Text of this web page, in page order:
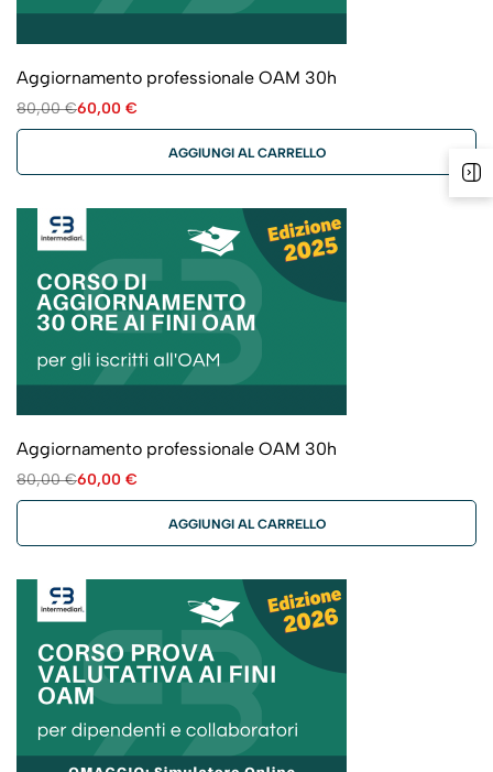
Aggiornamento professionale OAM 30h
80,00€60,00 €
AGGIUNGI AL CARRELLO
Aggiornamento professionale OAM 30h
80,00€60,00 €
AGGIUNGI AL CARRELLO